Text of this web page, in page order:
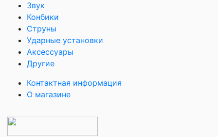
Звук
Конбики
Струны
Ударные установки
Аксессуары
Другие
Контактная информация
О магазине